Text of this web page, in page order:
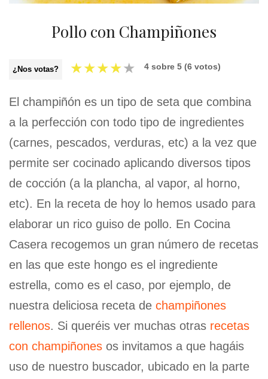
Pollo con Champiñones
¿Nos votas? ★★★★★ 4 sobre 5 (6 votos)
El champiñón es un tipo de seta que combina
a la perfección con todo tipo de ingredientes
(carnes, pescados, verduras, etc) a la vez que
permite ser cocinado aplicando diversos tipos
de cocción (a la plancha, al vapor, al horno,
etc). En la receta de hoy lo hemos usado para
elaborar un rico guiso de pollo. En Cocina
Casera recogemos un gran número de recetas
en las que este hongo es el ingrediente
estrella, como es el caso, por ejemplo, de
nuestra deliciosa receta de champiñones
rellenos. Si queréis ver muchas otras recetas
con champiñones os invitamos a que hagáis
uso de nuestro buscador, ubicado en la parte